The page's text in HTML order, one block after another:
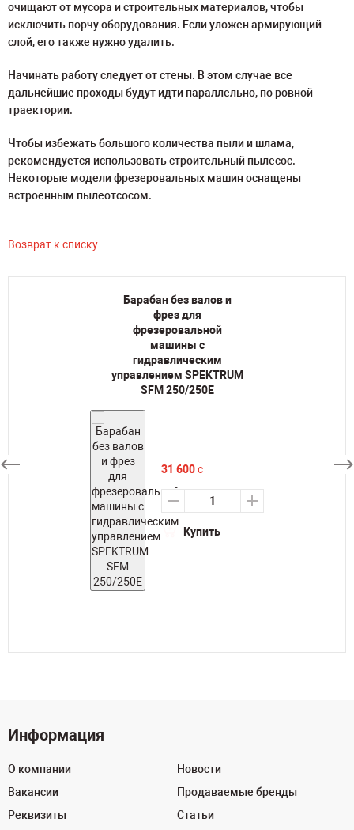
очищают от мусора и строительных материалов, чтобы
исключить порчу оборудования. Если уложен армирующий
слой, его также нужно удалить.
Начинать работу следует от стены. В этом случае все
дальнейшие проходы будут идти параллельно, по ровной
траектории.
Чтобы избежать большого количества пыли и шлама,
рекомендуется использовать строительный пылесос.
Некоторые модели фрезеровальных машин оснащены
встроенным пылеотсосом.
Возврат к списку
Барабан без валов и
фрез для
фрезеровальной
машины c
гидравлическим
управлением SPEKTRUM
SFM 250/250E
31 600c
Купить
Информация
О компании
Вакансии
Реквизиты
Новости
Продаваемые бренды
Статьи